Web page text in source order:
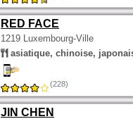
RED FACE
1219 Luxembourg-Ville
asiatique, chinoise,
(228)
JIN CHEN